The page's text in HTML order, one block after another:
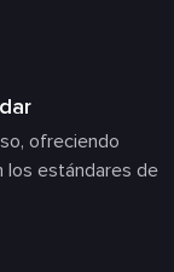
ofreciendo
los estándares de